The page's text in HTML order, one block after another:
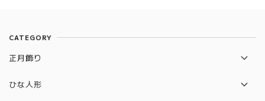
CATEGORY
正月飾り
破魔弓
ひな人形